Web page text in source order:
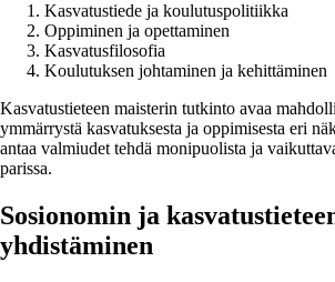
Kasvatustiede ja koulutuspolitiikka
Oppiminen ja opettaminen
Kasvatusfilosofia
Koulutuksen johtaminen ja kehittäminen
Kasvatustieteen maisterin tutkinto avaa
ymmärrystä kasvatuksesta ja oppimisesta eri
antaa valmiudet tehdä monipuolista ja
parissa.
Sosionomin ja
yhdistäminen